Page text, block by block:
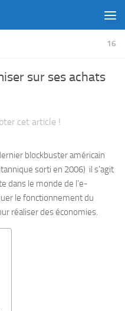
16
sur ses achats
cet article !
blockbuster américain
sorti en 2006) il s’agit
dans le monde de l’e-
le fonctionnement du
réaliser des économies.